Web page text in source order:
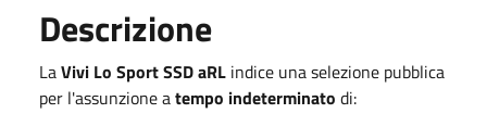
Descrizione
LaVivi Lo Sport SSD aRL indice una selezione pubblica
per l'assunzione atempo indeterminato di: